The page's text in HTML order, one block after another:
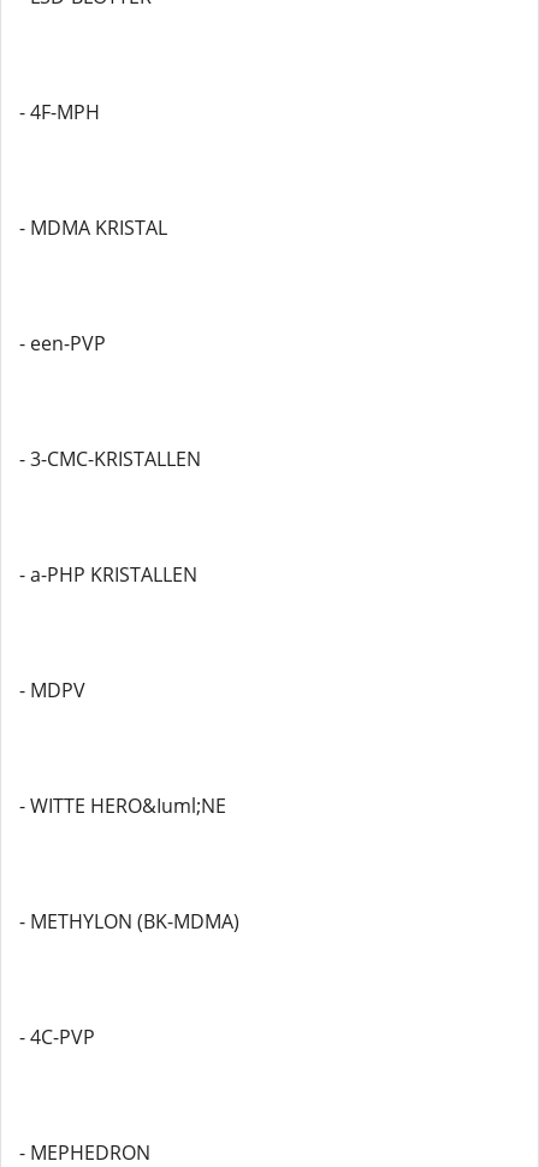
- 4F-MPH
- MDMA KRISTAL
- een-PVP
- 3-CMC-KRISTALLEN
- a-PHP KRISTALLEN
- MDPV
- WITTE HERO&Iuml;NE
- METHYLON (BK-MDMA)
- 4C-PVP
- MEPHEDRON